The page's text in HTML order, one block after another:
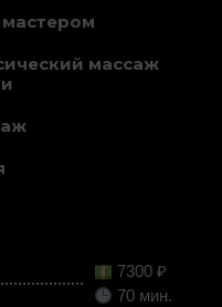
массаж
7300 ₽
70 мин.